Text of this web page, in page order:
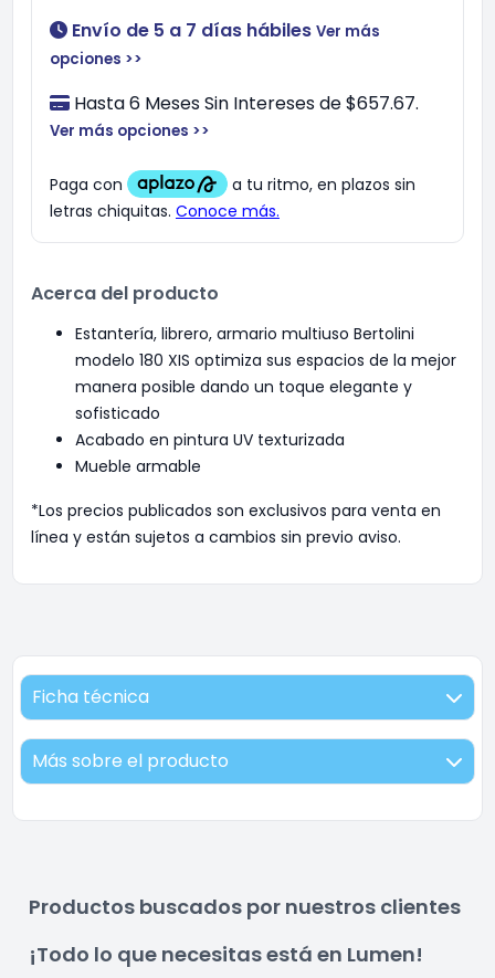
Envío de 5 a 7 días hábiles Ver más
opciones >>
Hasta 6 Meses Sin Intereses de $657.67.
Ver más opciones >>
Acerca del producto
Estantería, librero, armario multiuso Bertolini
modelo 180 XIS optimiza sus espacios de la mejor
manera posible dando un toque elegante y
sofisticado
Acabado en pintura UV texturizada
Mueble armable
*Los precios publicados son exclusivos para venta en
línea y están sujetos a cambios sin previo aviso.
Ficha técnica
Más sobre el producto
Productos buscados por nuestros clientes
¡Todo lo que necesitas está en Lumen!